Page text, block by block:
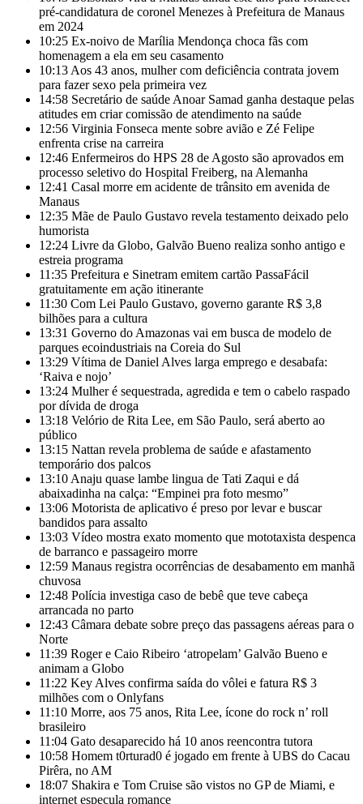
pré-candidatura de coronel Menezes à Prefeitura de Manaus
em 2024
10:25 Ex-noivo de Marília Mendonça choca fãs com
homenagem a ela em seu casamento
10:13 Aos 43 anos, mulher com deficiência contrata jovem
para fazer sexo pela primeira vez
14:58 Secretário de saúde Anoar Samad ganha destaque pelas
atitudes em criar comissão de atendimento na saúde
12:56 Virginia Fonseca mente sobre avião e Zé Felipe
enfrenta crise na carreira
12:46 Enfermeiros do HPS 28 de Agosto são aprovados em
processo seletivo do Hospital Freiberg, na Alemanha
12:41 Casal morre em acidente de trânsito em avenida de
Manaus
12:35 Mãe de Paulo Gustavo revela testamento deixado pelo
humorista
12:24 Livre da Globo, Galvão Bueno realiza sonho antigo e
estreia programa
11:35 Prefeitura e Sinetram emitem cartão PassaFácil
gratuitamente em ação itinerante
11:30 Com Lei Paulo Gustavo, governo garante R$ 3,8
bilhões para a cultura
13:31 Governo do Amazonas vai em busca de modelo de
parques ecoindustriais na Coreia do Sul
13:29 Vítima de Daniel Alves larga emprego e desabafa:
‘Raiva e nojo’
13:24 Mulher é sequestrada, agredida e tem o cabelo raspado
por dívida de droga
13:18 Velório de Rita Lee, em São Paulo, será aberto ao
público
13:15 Nattan revela problema de saúde e afastamento
temporário dos palcos
13:10 Anaju quase lambe lingua de Tati Zaqui e dá
abaixadinha na calça: “Empinei pra foto mesmo”
13:06 Motorista de aplicativo é preso por levar e buscar
bandidos para assalto
13:03 Vídeo mostra exato momento que mototaxista despenca
de barranco e passageiro morre
12:59 Manaus registra ocorrências de desabamento em manhã
chuvosa
12:48 Polícia investiga caso de bebê que teve cabeça
arrancada no parto
12:43 Câmara debate sobre preço das passagens aéreas para o
Norte
11:39 Roger e Caio Ribeiro ‘atropelam’ Galvão Bueno e
animam a Globo
11:22 Key Alves confirma saída do vôlei e fatura R$ 3
milhões com o Onlyfans
11:10 Morre, aos 75 anos, Rita Lee, ícone do rock n’ roll
brasileiro
11:04 Gato desaparecido há 10 anos reencontra tutora
10:58 Homem t0rturad0 é jogado em frente à UBS do Cacau
Pirêra, no AM
18:07 Shakira e Tom Cruise são vistos no GP de Miami, e
internet especula romance